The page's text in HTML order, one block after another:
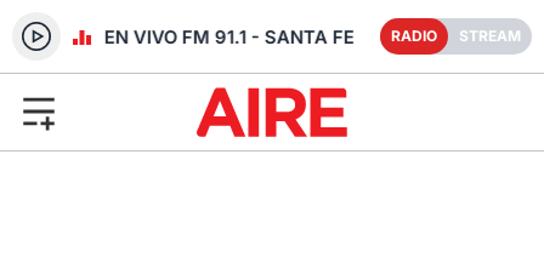
RADIO EN VIVO FM 91.1 - SANTA FE RADIO STREAM